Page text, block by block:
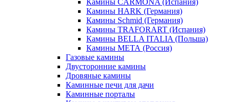
Камины CARMONA (Испания)
Камины HARK (Германия)
Камины Schmid (Германия)
Камины TRAFORART (Испания)
Камины BELLA ITALIA (Польша)
Камины МЕТА (Россия)
Газовые камины
Двусторонние камины
Дровяные камины
Каминные печи для дачи
Каминные порталы